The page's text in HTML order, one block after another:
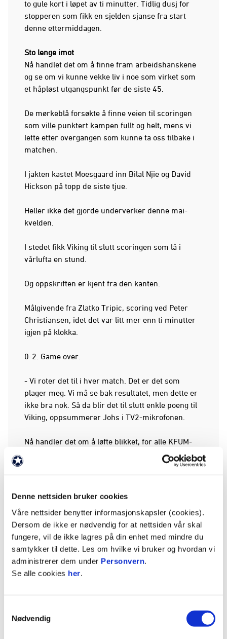
Denne nettsiden bruker cookies
Våre nettsider benytter informasjonskapsler (cookies).
Dersom de ikke er nødvendig for at nettsiden vår skal
fungere, vil de ikke lagres på din enhet med mindre du
samtykker til dette. Les om hvilke vi bruker og hvordan vi
administrerer dem under Personvern.
Se alle cookies her.
Nødvendig
to gule kort i løpet av ti minutter. Tidlig dusj for
stopperen som fikk en sjelden sjanse fra start
denne ettermiddagen.
Sto lenge imot
Nå handlet det om å finne fram arbeidshanskene
og se om vi kunne vekke liv i noe som virket som
et håpløst utgangspunkt før de siste 45.
De mørkeblå forsøkte å finne veien til scoringen
som ville punktert kampen fullt og helt, mens vi
lette etter overgangen som kunne ta oss tilbake i
matchen.
I jakten kastet Moesgaard inn Bilal Njie og David
Hickson på topp de siste tjue.
Heller ikke det gjorde underverker denne mai-
kvelden.
I stedet fikk Viking til slutt scoringen som lå i
vårlufta en stund.
Og oppskriften er kjent fra den kanten.
Målgivende fra Zlatko Tripic, scoring ved Peter
Christiansen, idet det var litt mer enn ti minutter
igjen på klokka.
0-2. Game over.
- Vi roter det til i hver match. Det er det som
plager meg. Vi må se bak resultatet, men dette er
ikke bra nok. Så da blir det til slutt enkle poeng til
Viking, oppsummerer Johs i TV2-mikrofonen.
Nå handler det om å løfte blikket, for alle KFUM-
kamerater. Det kommer nye muligheter til å heise
pausen skal ha Rosenborg og Tromsø på
hjemmebane. Fantastiske muligheter for å slå
tilbake!